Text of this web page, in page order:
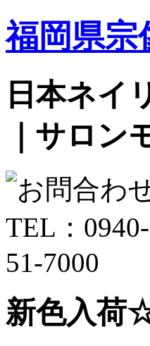
福岡県宗
日本ネイ
｜サロン
新色入荷